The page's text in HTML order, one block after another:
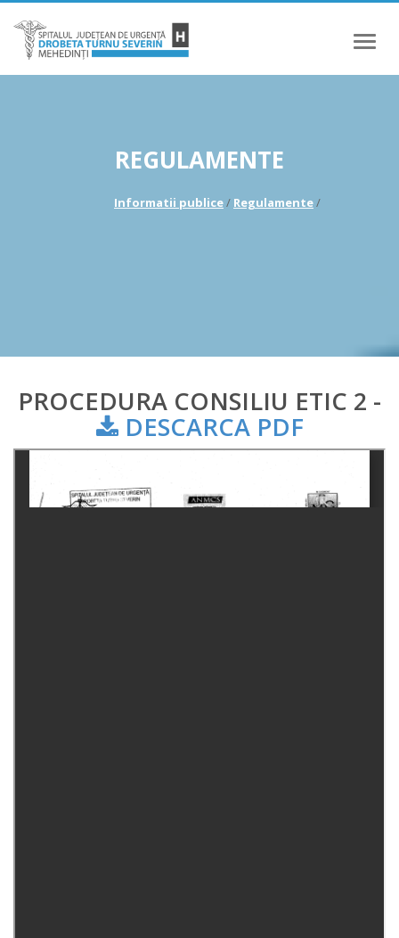
Meniu
REGULAMENTE
Informatii publice/ Regulamente/
PROCEDURA CONSILIU ETIC 2 -
DESCARCA PDF